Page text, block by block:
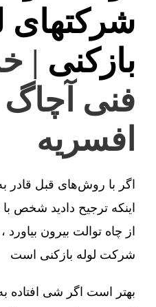
شرکتهای
بازکنی |
فنی آچاگ
افسریه
اگر با روش‌های قبل قادر
اینکه ترجیح دادید شخص
از چاه توالت بیرون بیاورد
شرکت لوله بازکنی است
بهتر است اگر شی افتاده